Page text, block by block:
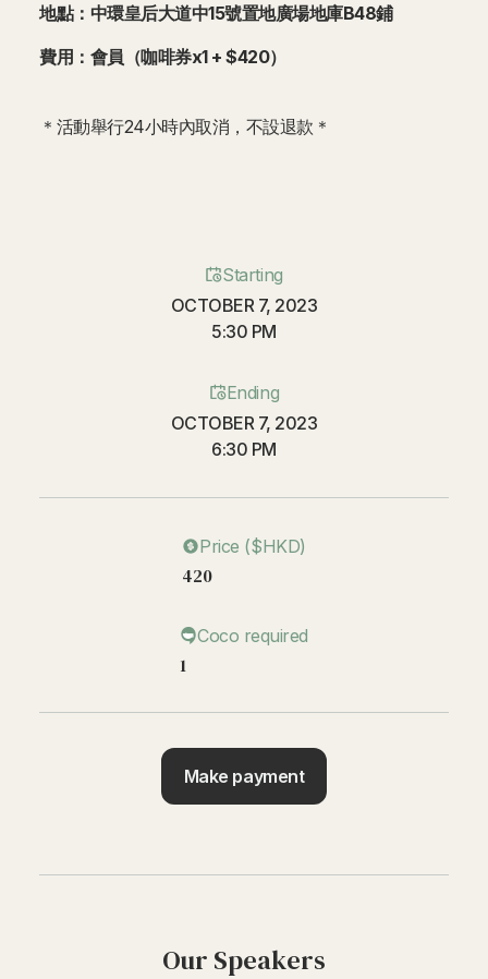
地點：中環皇后大道中15號置地廣場地庫B48鋪
費用：會員（咖啡券x1 + $420）
＊活動舉行24小時內取消，不設退款＊
Starting
OCTOBER 7, 2023
5:30 PM
Ending
OCTOBER 7, 2023
6:30 PM
Price ($HKD)
420
Coco required
1
Make payment
Our Speakers